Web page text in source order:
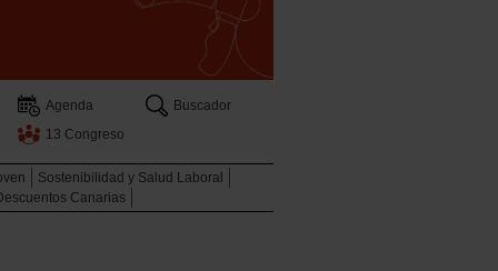
Agenda
Buscador
13 Congreso
Sostenibilidad y Salud Laboral
Canarias